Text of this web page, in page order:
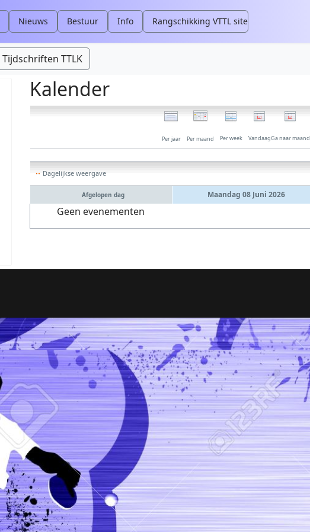
Nieuws Bestuur Info Rangschikking VTTL site
Tijdschriften TTLK
Kalender
Per jaar Per maand Per week VandaagGa naar maand
Dagelijkse weergave
Afgelopen dag Maandag 08 Juni 2026
Geen evenementen